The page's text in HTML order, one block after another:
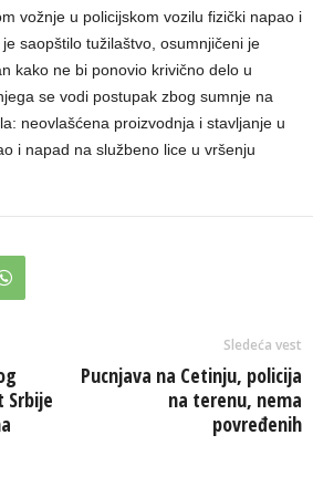
vožnje u policijskom vozilu fizički napao i
saopštilo tužilaštvo, osumnjičeni je
kako ne bi ponovio krivično delo u
se vodi postupak zbog sumnje na
neovlašćena proizvodnja i stavljanje u
i napad na službeno lice u vršenju
Srbije
Sledeća vest
Pucnjava na Cetinju, policija
na terenu, nema
povređenih